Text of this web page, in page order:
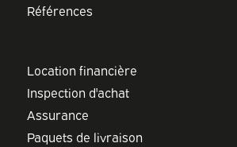
Références
Location financière
Inspection d'achat
Assurance
Paquets de livraison